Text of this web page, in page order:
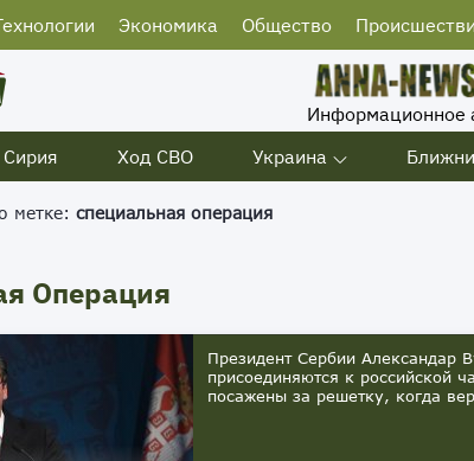
Экономика Общество
Информационное
Сирия Ход СВО Украина
метке: специальная операция
Операция
Президент Сербии Александар
присоединяются к российской
посажены за решетку, когда